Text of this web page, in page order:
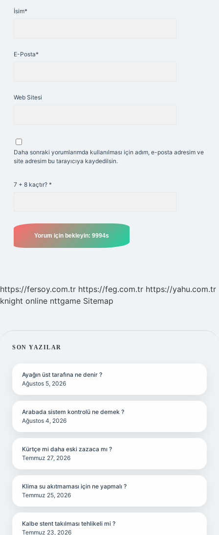
İsim*
E-Posta*
Web Sitesi
Daha sonraki yorumlarımda kullanılması için adım, e-posta adresim ve
site adresim bu tarayıcıya kaydedilsin.
7 + 8 kaçtır? *
https://fersoy.com.tr https://feg.com.tr https://yahu.com.tr
knight online nttgame Sitemap
SIDEBAR
SON YAZILAR
Ayağın üst tarafına ne denir ?
Ağustos 5, 2026
Arabada sistem kontrolü ne demek ?
Ağustos 4, 2026
Kürtçe mi daha eski zazaca mı ?
Temmuz 27, 2026
Klima su akıtmaması için ne yapmalı ?
Temmuz 25, 2026
Kalbe stent takılması tehlikeli mi ?
Temmuz 23, 2026